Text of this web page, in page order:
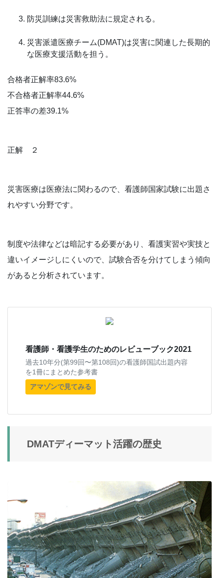
防災訓練は災害救助法に規定される。
災害派遣医療チーム(DMAT)は災害に関連した長期的
な医療支援活動を担う。
合格者正解率83.6%
不合格者正解率44.6%
正答率の差39.1%
正解 ２
災害医療は医療法に関わるので、看護師国家試験に出題さ
れやすい分野です。
制度や法律などは暗記する必要があり、看護実習や実技と
違いイメージしにくいので、試験合否を分けてしまう傾向
があると分析されています。
看護師・看護学生のためのレビューブック2021
過去10年分(第99回〜第108回)の看護師国試出題内容
を1冊にまとめた参考書
アマゾンで見てみる
DMATディーマット活躍の歴史